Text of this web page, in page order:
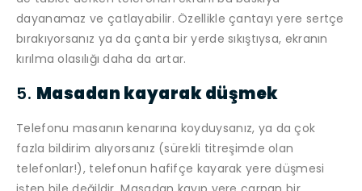
dayanamaz ve çatlayabilir. Özellikle çantayı yere sertçe
bırakıyorsanız ya da çanta bir yerde sıkıştıysa, ekranın
kırılma olasılığı daha da artar.
5. Masadan kayarak düşmek
Telefonu masanın kenarına koyduysanız, ya da çok
fazla bildirim alıyorsanız (sürekli titreşimde olan
telefonlar!), telefonun hafifçe kayarak yere düşmesi